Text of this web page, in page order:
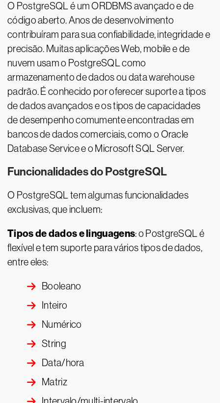
O PostgreSQL é um ORDBMS avançado e de
código aberto. Anos de desenvolvimento
contribuíram para sua confiabilidade, integridade e
precisão. Muitas aplicações Web, mobile e de
nuvem usam o PostgreSQL como
armazenamento de dados ou data warehouse
padrão. É conhecido por oferecer suporte a tipos
de dados avançados e os tipos de capacidades
de desempenho comumente encontradas em
bancos de dados comerciais, como o Oracle
Database Service e o Microsoft SQL Server.
Funcionalidades do PostgreSQL
O PostgreSQL tem algumas funcionalidades
exclusivas, que incluem:
Tipos de dados e linguagens: o PostgreSQL é
flexível e tem suporte para vários tipos de dados,
entre eles:
Booleano
Inteiro
Numérico
String
Data/hora
Matriz